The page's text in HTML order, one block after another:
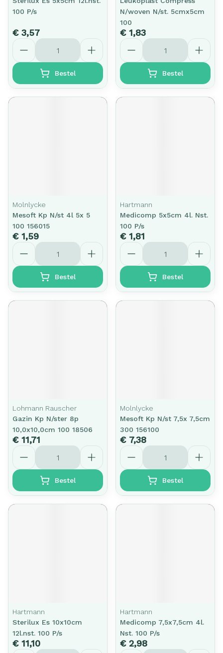
100 P/s
€ 3,57
Aantal
Bestel
N/woven N/st. 5cmx5cm
100
€ 1,83
Aantal
Bestel
Molnlycke
Mesoft Kp N/st 4l 5x 5
100 156015
€ 1,59
Aantal
Bestel
Hartmann
Medicomp 5x5cm 4l. Nst.
100 P/s
€ 1,81
Aantal
Bestel
Lohmann Rauscher
Gazin Kp N/ster 8p
10,0x10,0cm 100 18506
€ 11,71
Aantal
Bestel
Molnlycke
Mesoft Kp N/st 7,5x 7,5cm
300 156100
€ 7,38
Aantal
Bestel
Hartmann
Sterilux Es 10x10cm
12l.nst. 100 P/s
€ 11,10
Hartmann
Medicomp 7,5x7,5cm 4l.
Nst. 100 P/s
€ 2,98